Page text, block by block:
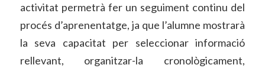
activitat permetrà fer un seguiment continu del
procés d’aprenentatge, ja que l’alumne mostrarà
la seva capacitat per seleccionar informació
rellevant, organitzar-la cronològicament,